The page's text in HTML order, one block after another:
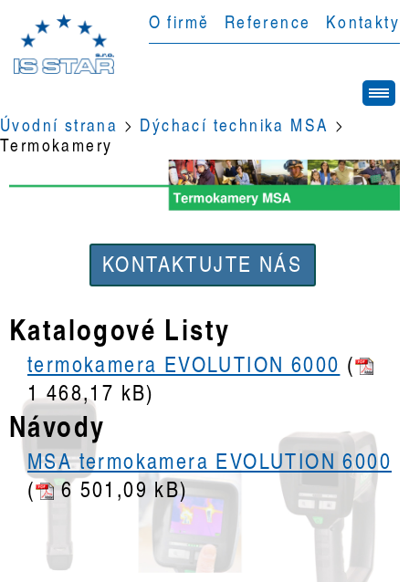
O firmě Reference Kontakty
Úvodní strana > Dýchací technika MSA >
Termokamery
KONTAKTUJTE NÁS
Katalogové Listy
termokamera EVOLUTION 6000 (
1 468,17 kB)
Návody
MSA termokamera EVOLUTION 6000
(
6 501,09 kB)